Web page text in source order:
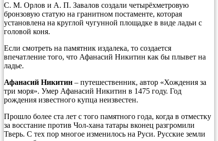
С. М. Орлов и А. П. Завалов создали четырёхметровую
бронзовую статую на гранитном постаменте, которая
установлена на круглой чугунной площадке в виде ладьи с
головой коня.
Если смотреть на памятник издалека, то создается
впечатление того, что Афанасий Никитин как бы плывет на
ладье.
Афанасий Никитин – путешественник, автор «Хождения за
три моря». Умер Афанасий Никитин в 1475 году. Год
рождения известного купца неизвестен.
Прошло более ста лет с того памятного года, когда в отместку
за восстание против Чол-хана татары вконец разгромили
Тверь. С тех пор многое изменилось на Руси. Русские земли